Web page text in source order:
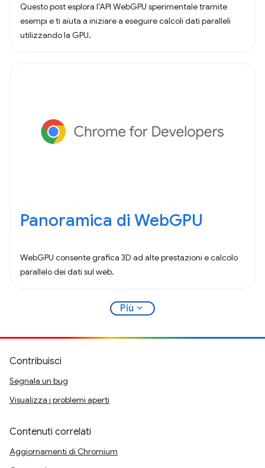
Questo post esplora l'API WebGPU sperimentale tramite
esempi e ti aiuta a iniziare a eseguire calcoli dati paralleli
utilizzando la GPU.
Panoramica di WebGPU
WebGPU consente grafica 3D ad alte prestazioni e calcolo
parallelo dei dati sul web.
Più expand_more
Contribuisci
Segnala un bug
Visualizza i problemi aperti
Contenuti correlati
Aggiornamenti di Chromium